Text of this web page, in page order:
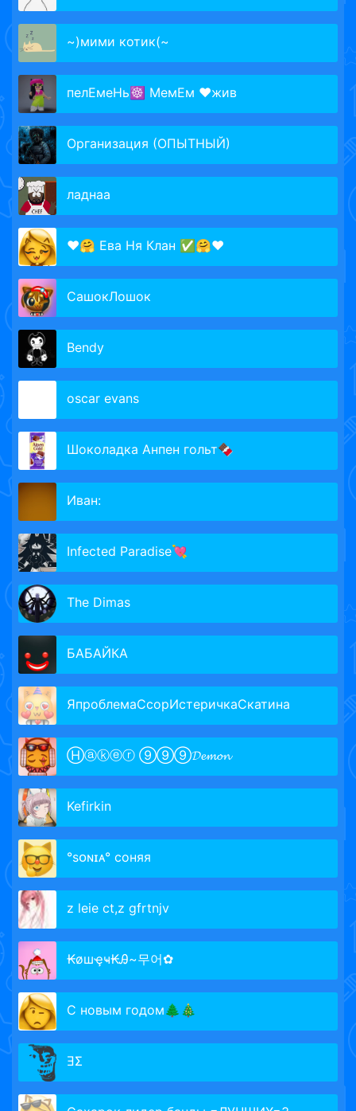
~)мими котик(~
пелЕмеНь☸ МемЕм ♥жив
Организация (ОПЫТНЫЙ)
ладнаа
❤️🤗 Ева Ня Клан ✅🤗❤️
СашокЛошок
Bendy
oscar evans
Шоколадка Анпен гольт🍫
Иван:
Infected Paradise💘
The Dimas
БАБАЙКА
ЯпроблемаСсорИстеричкаСкатина
Ⓗⓐⓚⓔⓡ ⑨⑨⑨𝓓𝓮𝓶𝓸𝓷
Kefirkin
°sᴏɴɪᴀ° соняя
z leie ct,z gfrtnjv
₭øшҿҹ₭Ꭿ~무어✿
С новым годом🌲🎄
ƎΣ